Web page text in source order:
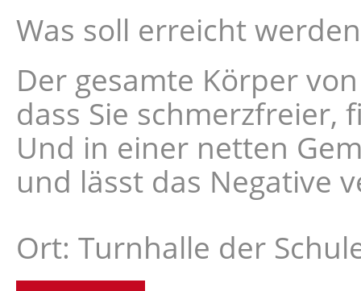
Was soll erreicht
Der gesamte Körper
dass Sie
Und in einer netten
und lässt das Negative
Ort: Turnhalle der